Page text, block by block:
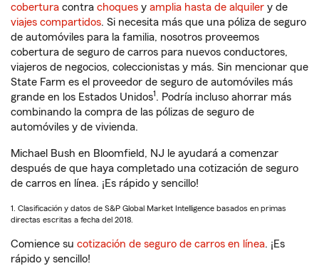
cobertura contra choques y amplia hasta de alquiler y de
viajes compartidos. Si necesita más que una póliza de seguro
de automóviles para la familia, nosotros proveemos
cobertura de seguro de carros para nuevos conductores,
viajeros de negocios, coleccionistas y más. Sin mencionar que
State Farm es el proveedor de seguro de automóviles más
grande en los Estados Unidos1 . Podría incluso ahorrar más
combinando la compra de las pólizas de seguro de
automóviles y de vivienda.
Michael Bush en Bloomfield, NJ le ayudará a comenzar
después de que haya completado una cotización de seguro
de carros en línea. ¡Es rápido y sencillo!
1. Clasificación y datos de S&P Global Market Intelligence basados en primas
directas escritas a fecha del 2018.
Comience su cotización de seguro de carros en línea. ¡Es
rápido y sencillo!